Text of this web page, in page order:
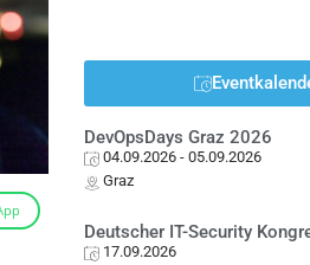
DevOpsDays Graz 2026
04.09.2026 - 05.09.2026
Graz
Deutscher IT-Security
17.09.2026